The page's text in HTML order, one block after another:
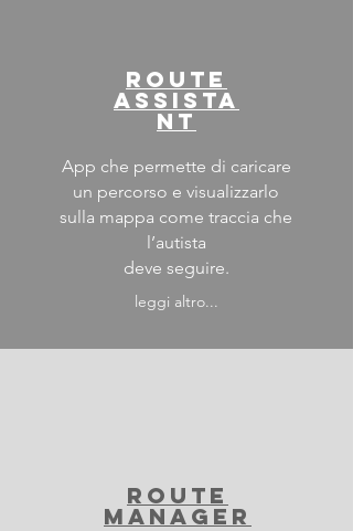
route
assista
nt
App che permette di caricare
un percorso e visualizzarlo
sulla mappa come traccia che
l’autista
deve seguire.
leggi altro...
route
manager